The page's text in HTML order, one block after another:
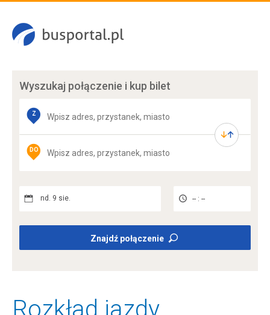
Wyszukaj połączenie i kup bilet
Z
DO
nd. 9 sie. -- : --
Znajdź połączenie
Rozkład jazdy